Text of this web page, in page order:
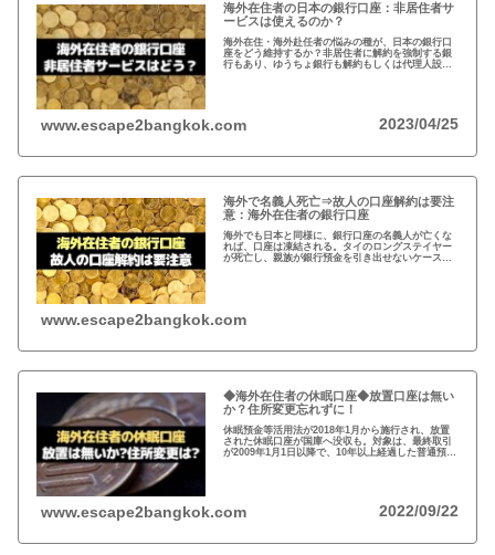
海外在住者の日本の銀行口座：非居住者サ
ービスは使えるのか？
海外在住・海外赴任者の悩みの種が、日本の銀行口
座をどう維持するか？非居住者に解約を強制する銀
行もあり、ゆうちょ銀行も解約もしくは代理人設定
www.escape2bangkok.com 2023/04/25
海外で名義人死亡⇒故人の口座解約は要注
意：海外在住者の銀行口座
海外でも日本と同様に、銀行口座の名義人が亡くな
れば、口座は凍結される。タイのロングステイヤー
が死亡し、親族が銀行預金を引き出せないケースが
www.escape2bangkok.com
◆海外在住者の休眠口座◆放置口座は無い
か？住所変更忘れずに！
休眠預金等活用法が2018年1月から施行され、放置
された休眠口座が国庫へ没収も。対象は、最終取引
が2009年1月1日以降で、10年以上経過した普通預
www.escape2bangkok.com 2022/09/22